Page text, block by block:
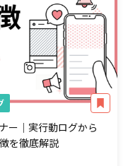
ー｜実行動ログから
を徹底解説